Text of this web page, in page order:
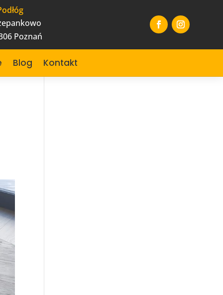
Poznań
Blog Kontakt